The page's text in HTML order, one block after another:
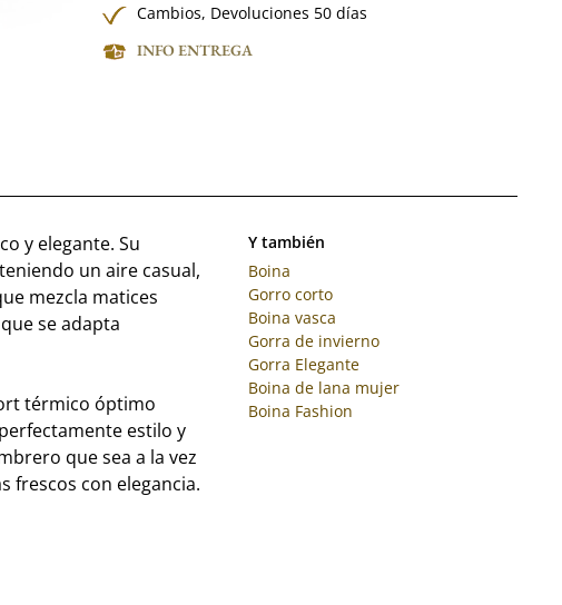
Cambios, Devoluciones 50 días
INFO ENTREGA
y elegante. Su
un aire casual,
mezcla matices
se adapta
térmico óptimo
estilo y
que sea a la vez
frescos con elegancia.
Y también
Boina
Gorro corto
Boina vasca
Gorra de invierno
Gorra Elegante
Boina de lana mujer
Boina Fashion